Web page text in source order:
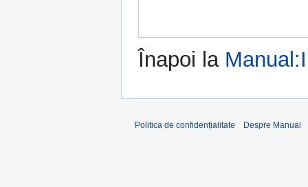
Înapoi la
Politica de confidențialitate Despre Manual